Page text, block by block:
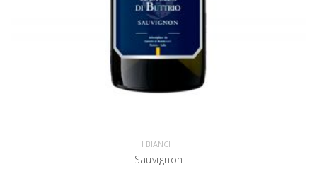
I BIANCHI
Sauvignon